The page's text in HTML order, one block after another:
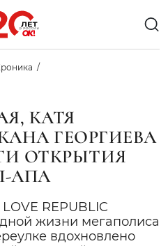
КАТЯ
ГЕОРГИЕВА
ОТКРЫТИЯ
АПА
REPUBLIC
жизни мегаполиса
вдохновлено